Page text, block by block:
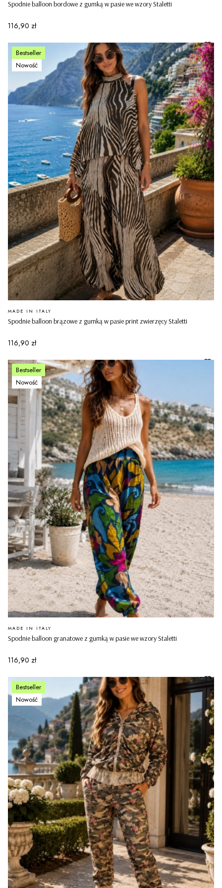
Spodnie balloon bordowe z gumką w pasie we wzory Staletti
Cena
116,90 zł
Bestseller
Nowość
Spodnie balloon brązowe z gumką w pasie print zwierzęcy Staletti
PRODUCENT
MADE IN ITALY
Cena
116,90 zł
Bestseller
Nowość
Spodnie balloon granatowe z gumką w pasie we wzory Staletti
PRODUCENT
MADE IN ITALY
Cena
116,90 zł
Bestseller
Nowość